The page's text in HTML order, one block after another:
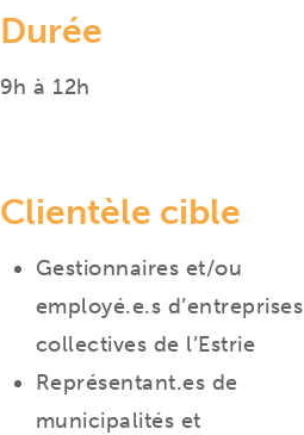
Durée
9h à 12h
Clientèle cible
Gestionnaires et/ou
employé.e.s d’entreprises
collectives de l’Estrie
Représentant.es de
municipalités et